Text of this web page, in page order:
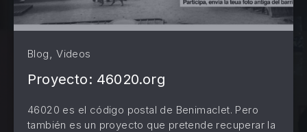
Blog ,Videos
Proyecto: 46020.org
46020 es el código postal de Benimaclet. Pero
también es un proyecto que pretende recuperar la